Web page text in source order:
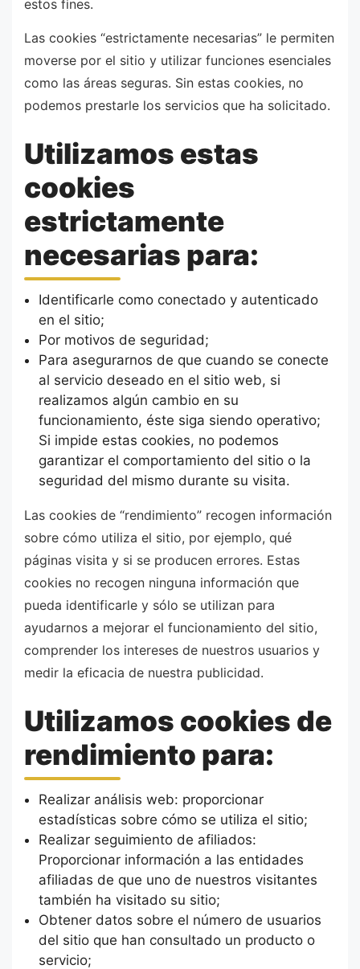
estos fines.
Las cookies “estrictamente necesarias” le permiten
moverse por el sitio y utilizar funciones esenciales
como las áreas seguras. Sin estas cookies, no
podemos prestarle los servicios que ha solicitado.
Utilizamos estas
cookies
estrictamente
necesarias para:
Identificarle como conectado y autenticado
en el sitio;
Por motivos de seguridad;
Para asegurarnos de que cuando se conecte
al servicio deseado en el sitio web, si
realizamos algún cambio en su
funcionamiento, éste siga siendo operativo;
Si impide estas cookies, no podemos
garantizar el comportamiento del sitio o la
seguridad del mismo durante su visita.
Las cookies de “rendimiento” recogen información
sobre cómo utiliza el sitio, por ejemplo, qué
páginas visita y si se producen errores. Estas
cookies no recogen ninguna información que
pueda identificarle y sólo se utilizan para
ayudarnos a mejorar el funcionamiento del sitio,
comprender los intereses de nuestros usuarios y
medir la eficacia de nuestra publicidad.
Utilizamos cookies de
rendimiento para:
Realizar análisis web: proporcionar
estadísticas sobre cómo se utiliza el sitio;
Realizar seguimiento de afiliados:
Proporcionar información a las entidades
afiliadas de que uno de nuestros visitantes
también ha visitado su sitio;
Obtener datos sobre el número de usuarios
del sitio que han consultado un producto o
servicio;